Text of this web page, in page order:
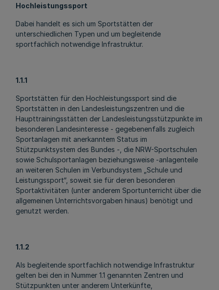
Hochleistungssport
Dabei handelt es sich um Sportstätten der
unterschiedlichen Typen und um begleitende
sportfachlich notwendige Infrastruktur.
1.1.1
Sportstätten für den Hochleistungssport sind die
Sportstätten in den Landesleistungszentren und die
Haupttrainingsstätten der Landesleistungsstützpunkte im
besonderen Landesinteresse - gegebenenfalls zugleich
Sportanlagen mit anerkanntem Status im
Stützpunktsystem des Bundes -, die NRW-Sportschulen
sowie Schulsportanlagen beziehungsweise -anlagenteile
an weiteren Schulen im Verbundsystem „Schule und
Leistungssport“, soweit sie für deren besonderen
Sportaktivitäten (unter anderem Sportunterricht über die
allgemeinen Unterrichtsvorgaben hinaus) benötigt und
genutzt werden.
1.1.2
Als begleitende sportfachlich notwendige Infrastruktur
gelten bei den in Nummer 1.1 genannten Zentren und
Stützpunkten unter anderem Unterkünfte,